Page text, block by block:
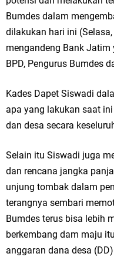
Komitmen Pelayanan Publik
Optik Merlin Donasikan
Ruwatan Malam Satu Suro
Ketua DPD Golkar Gresik
1448 H dengan Doa Kedamaian
Wakil Ketua DPRD Gresik
Tahun Baru Islam 1448 H
Selamat Tahun Baru Islam 1
Bumdes dalam
dilakukan hari ini
mengandeng Bank Jatim
BPD, Pengurus Bumdes
Kades Dapet Siswadi
apa yang lakukan saat
dan desa secara
Selain itu Siswadi juga
dan rencana jangka
unjung tombak dalam
terangnya sembari
Bumdes terus bisa lebih
berkembang dam maju
anggaran dana desa